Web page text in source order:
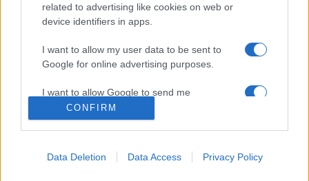
related to advertising like cookies on web or
device identifiers in apps.
I want to allow my user data to be sent to
Google for online advertising purposes.
I want to allow Google to send me
personalized advertising.
related to analytics like cookies on web or
device identifiers in apps.
CONFIRM
Data Deletion Data Access Privacy Policy
akinek személyes vagyonát 250 millió fontra teszik.
MEGOSZTÁS